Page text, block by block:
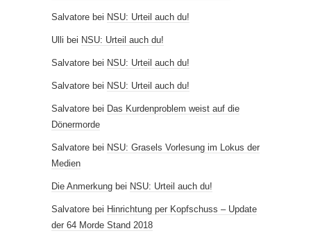
Salvatore bei NSU: Urteil auch du!
Ulli bei NSU: Urteil auch du!
Salvatore bei NSU: Urteil auch du!
Salvatore bei NSU: Urteil auch du!
Salvatore bei Das Kurdenproblem weist auf die
Dönermorde
Salvatore bei NSU: Grasels Vorlesung im Lokus der
Medien
Die Anmerkung bei NSU: Urteil auch du!
Salvatore bei Hinrichtung per Kopfschuss – Update
der 64 Morde Stand 2018